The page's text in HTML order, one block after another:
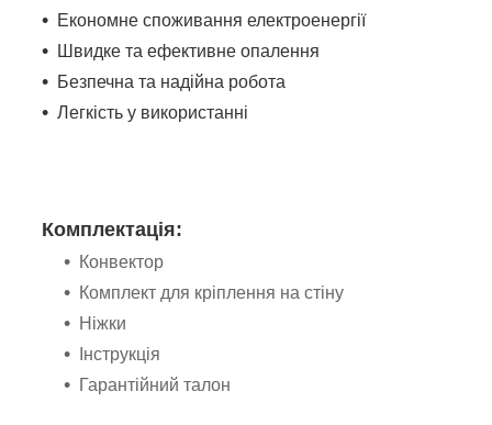
Економне споживання електроенергії
Швидке та ефективне опалення
Безпечна та надійна робота
Легкість у використанні
Комплектація:
Конвектор
Комплект для кріплення на стіну
Ніжки
Інструкція
Гарантійний талон